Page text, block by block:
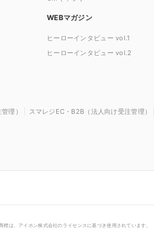
WEBマガジン
ヒーローインタビュー vol.1
ヒーローインタビュー vol.2
理） スマレジEC・B2B（法人向け受注管理）
、アイホン株式会社のライセンスに基づき使用されています。